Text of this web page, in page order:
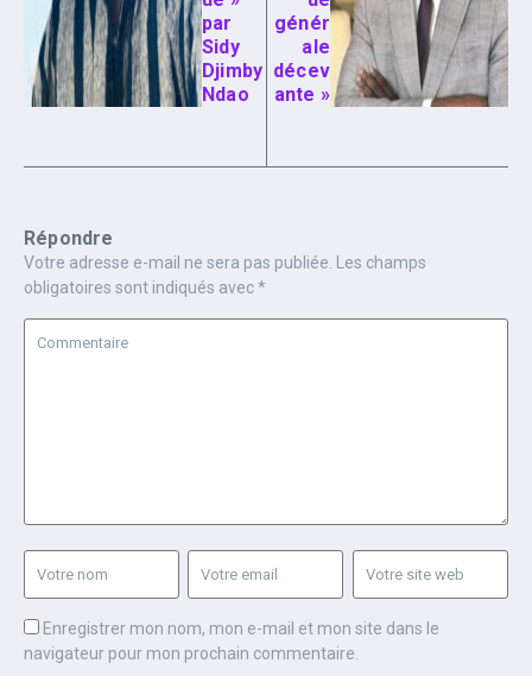
par
Sidy
Djimby
Ndao
génér
ale
décev
ante »
Répondre
Votre adresse e-mail ne sera pas publiée. Les champs
obligatoires sont indiqués avec*
Enregistrer mon nom, mon e-mail et mon site dans le
navigateur pour mon prochain commentaire.